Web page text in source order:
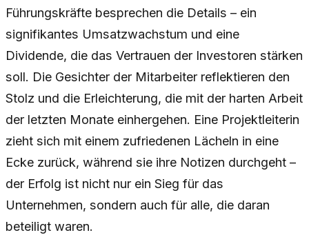
Führungskräfte besprechen die Details – ein
signifikantes Umsatzwachstum und eine
Dividende, die das Vertrauen der Investoren stärken
soll. Die Gesichter der Mitarbeiter reflektieren den
Stolz und die Erleichterung, die mit der harten Arbeit
der letzten Monate einhergehen. Eine Projektleiterin
zieht sich mit einem zufriedenen Lächeln in eine
Ecke zurück, während sie ihre Notizen durchgeht –
der Erfolg ist nicht nur ein Sieg für das
Unternehmen, sondern auch für alle, die daran
beteiligt waren.